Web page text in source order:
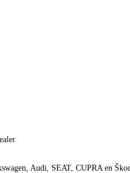
Audi, SEAT, CUPRA en